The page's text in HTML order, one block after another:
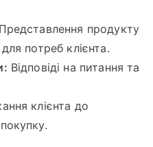
Представлення продукту
потреб клієнта.
Відповіді на питання та
клієнта до